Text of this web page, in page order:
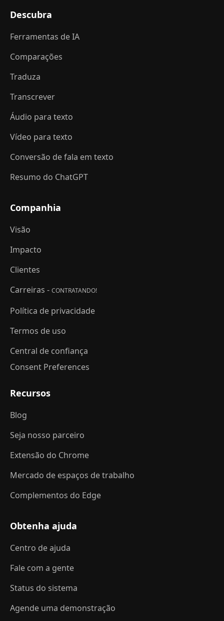
Descubra
Ferramentas de IA
Comparações
Traduza
Transcrever
Áudio para texto
Vídeo para texto
Conversão de fala em texto
Resumo do ChatGPT
Companhia
Visão
Impacto
Clientes
Carreiras - CONTRATANDO!
Política de privacidade
Termos de uso
Central de confiança
Consent Preferences
Recursos
Blog
Seja nosso parceiro
Extensão do Chrome
Mercado de espaços de trabalho
Complementos do Edge
Obtenha ajuda
Centro de ajuda
Fale com a gente
Status do sistema
Agende uma demonstração